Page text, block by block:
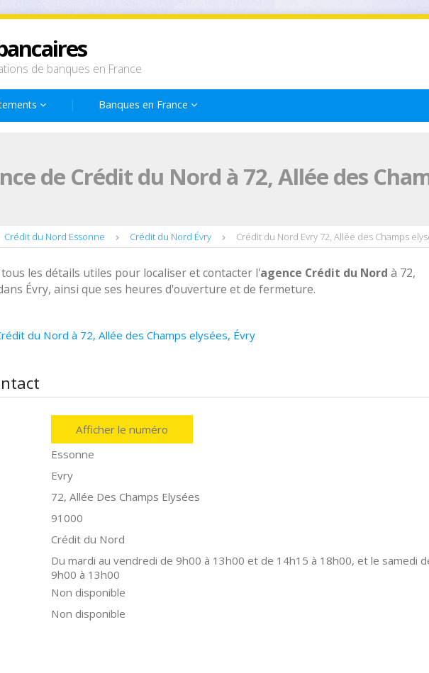
de banques en France
Banques en France
de Crédit du Nord à 72, Allée des
Crédit du Nord Essonne Crédit du Nord Évry Crédit du Nord Evry 72, Allée des Champs
les détails utiles pour localiser et contacter l'agence Crédit du Nord à 72,
Évry, ainsi que ses heures d'ouverture et de fermeture.
du Nord à 72, Allée des Champs elysées, Évry
Afficher le numéro
Essonne
Evry
72, Allée Des Champs Elysées
91000
Crédit du Nord
Du mardi au vendredi de 9h00 à 13h00 et de 14h15 à 18h00, et le samedi
9h00 à 13h00
Non disponible
Non disponible